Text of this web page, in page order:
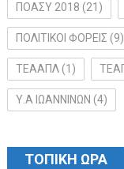
ΠΟΑΣΥ 2018 (21)
ΠΟΛΙΤΙΚΟΙ ΦΟΡΕΙΣ (9)
ΤΕΑΑΠΛ(1)
Υ.Α ΙΩΑΝΝΙΝΩΝ (4)
ΤΟΠΙΚΗ ΩΡΑ